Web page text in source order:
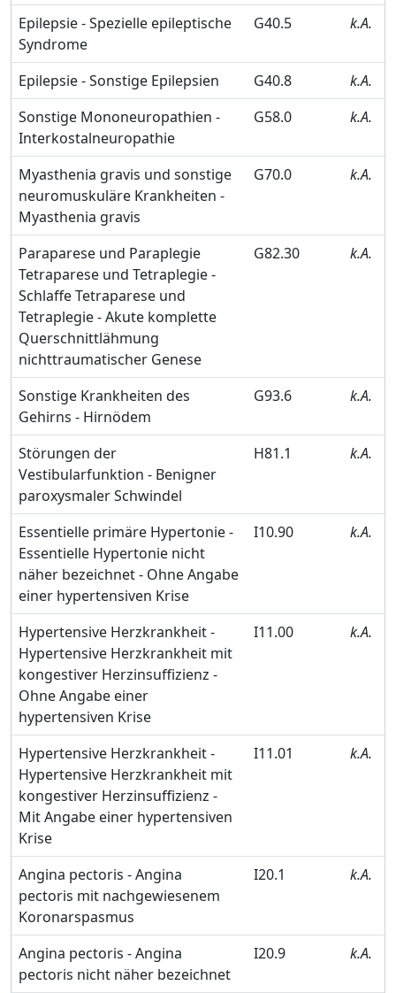
Epilepsie - Spezielle epileptische
Syndrome
G40.5 k.A.
Epilepsie - Sonstige Epilepsien G40.8
k.A.
Sonstige Mononeuropathien -
Interkostalneuropathie
G58.0 k.A.
Myasthenia gravis und sonstige
neuromuskuläre Krankheiten -
Myasthenia gravis
G70.0 k.A.
Paraparese und Paraplegie
Tetraparese und Tetraplegie -
Schlaffe Tetraparese und
Tetraplegie - Akute komplette
Querschnittlähmung
nichttraumatischer Genese
G82.30 k.A.
Sonstige Krankheiten des
Gehirns - Hirnödem
G93.6 k.A.
Störungen der
Vestibularfunktion - Benigner
paroxysmaler Schwindel
H81.1 k.A.
Essentielle primäre Hypertonie -
Essentielle Hypertonie nicht
näher bezeichnet - Ohne Angabe
einer hypertensiven Krise
I10.90 k.A.
Hypertensive Herzkrankheit -
Hypertensive Herzkrankheit mit
kongestiver Herzinsuffizienz -
Ohne Angabe einer
hypertensiven Krise
I11.00 k.A.
Hypertensive Herzkrankheit -
Hypertensive Herzkrankheit mit
kongestiver Herzinsuffizienz -
Mit Angabe einer hypertensiven
Krise
I11.01 k.A.
Angina pectoris - Angina
pectoris mit nachgewiesenem
Koronarspasmus
I20.1 k.A.
Angina pectoris - Angina
pectoris nicht näher bezeichnet
I20.9 k.A.